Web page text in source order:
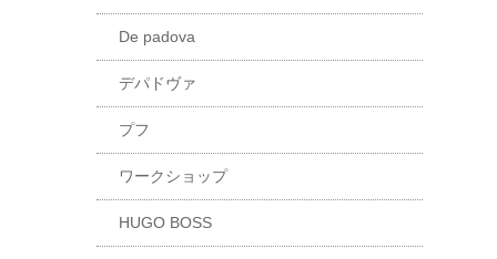
De padova
デパドヴァ
プフ
ワークショップ
HUGO BOSS